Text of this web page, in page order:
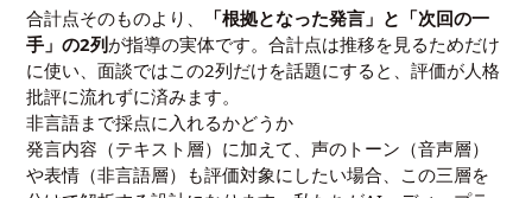
合計点そのものより、
「根拠となった発言」と「次回の一
手」の2列が指導の実体です。合計点は推移を見るためだけ
に使い、面談ではこの2列だけを話題にすると、評価が人格
批評に流れずに済みます。
非言語まで採点に入れるかどうか
発言内容（テキスト層）に加えて、声のトーン（音声層）
や表情（非言語層）も評価対象にしたい場合、この三層を